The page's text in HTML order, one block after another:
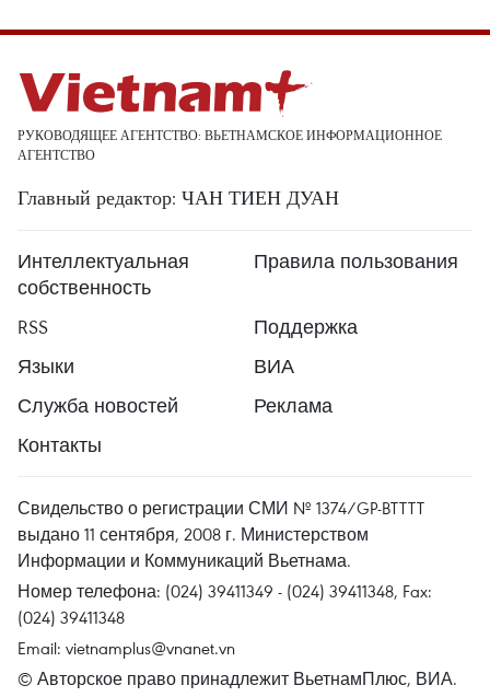
РУКОВОДЯЩЕЕ АГЕНТСТВО: ВЬЕТНАМСКОЕ ИНФОРМАЦИОННОЕ
АГЕНТСТВО
Главный редактор: ЧАН ТИЕН ДУАН
Интеллектуальная
собственность
Правила пользования
RSS
Поддержка
Языки
ВИА
Служба новостей
Реклама
Контакты
Свидельство о регистрации СМИ № 1374/GP-BTTTT
выдано 11 сентября, 2008 г. Министерством
Информации и Коммуникаций Вьетнама.
Номер телефона: (024) 39411349 - (024) 39411348, Fax:
(024) 39411348
Email: vietnamplus@vnanet.vn
© Авторское право принадлежит ВьетнамПлюс, ВИА.